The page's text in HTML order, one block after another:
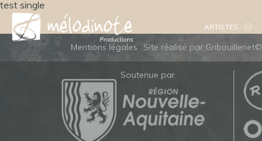
ARTISTES
test single
Mentions légales Site réalisé par Gribouillenet©
Soutenue par